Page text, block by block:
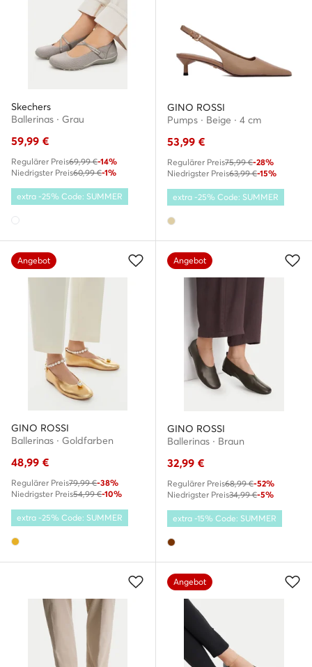
Skechers
Ballerinas · Grau
59,99 €
Regulärer Preis69,99 €-14%
Niedrigster Preis60,99 €-1%
extra -25% Code: SUMMER
GINO ROSSI
Pumps · Beige · 4 cm
53,99 €
Regulärer Preis75,99 €-28%
Niedrigster Preis63,99 €-15%
extra -25% Code: SUMMER
Angebot
GINO ROSSI
Ballerinas · Goldfarben
48,99 €
Regulärer Preis79,99 €-38%
Niedrigster Preis54,99 €-10%
extra -25% Code: SUMMER
Angebot
GINO ROSSI
Ballerinas · Braun
32,99 €
Regulärer Preis68,99 €-52%
Niedrigster Preis34,99 €-5%
extra -15% Code: SUMMER
Angebot